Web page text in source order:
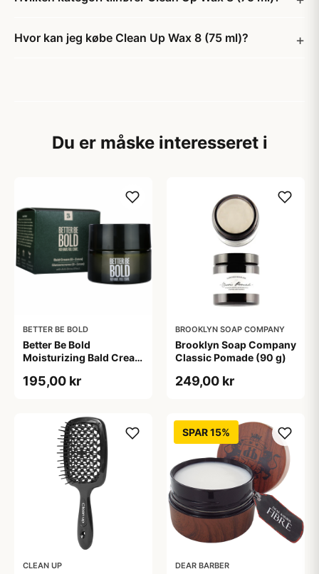
Hvor kan jeg købe Clean Up Wax 8 (75 ml)?
Du er måske interesseret i
BETTER BE BOLD
Better Be Bold
Moisturizing Bald Cream
195,00 kr
BROOKLYN SOAP COMPANY
Brooklyn Soap Company
Classic Pomade (90 g)
249,00 kr
CLEAN UP
SPAR 15%
DEAR BARBER